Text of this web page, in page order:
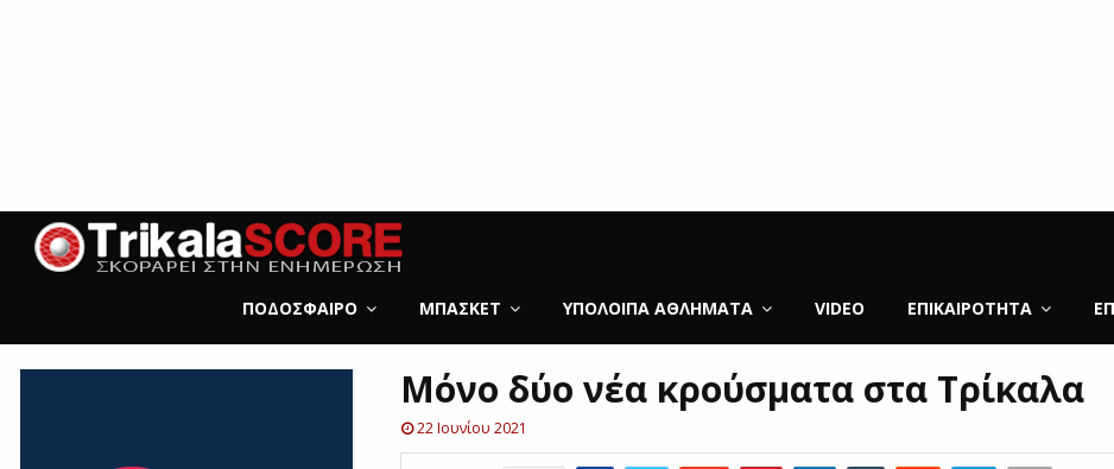
ΠΟΔΌΣΦΑΙΡΟ ΜΠΆΣΚΕΤ ΥΠΌΛΟΙΠΑ ΑΘΛΉΜΑΤΑ VIDEO ΕΠΙΚΑΙΡΌΤΗΤΑ
Μόνο δύο νέα κρούσματα στα Τρίκαλα
22 Ιουνίου 2021